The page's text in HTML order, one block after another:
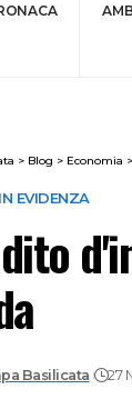
> Blog > Economia >
IN EVIDENZA
Basilicata 27